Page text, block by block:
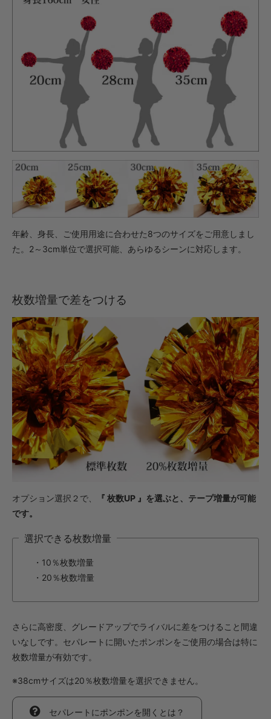
年齢、身長、ご使用用途に合わせた8つのサイズをご用意しまし
た。2～3cm単位で選択可能、あらゆるシーンに対応します。
枚数増量で差をつける
オプション選択２で、
『 枚数UP 』を選ぶと、テープ増量が可能
です。
選択できる枚数増量
・10％枚数増量
・20％枚数増量
さらに高密度、グレードアップでライバルに差をつけること間違
いなしです。セパレートに開いたポンポンをご使用の場合は特に
枚数増量が有効です。
※38cmサイズは20％枚数増量を選択できません。
セパレートにポンポンを開くとは？